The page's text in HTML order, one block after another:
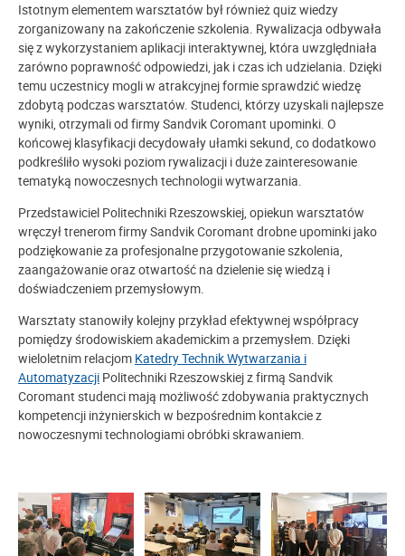
Istotnym elementem warsztatów był również quiz wiedzy
zorganizowany na zakończenie szkolenia. Rywalizacja odbywała
się z wykorzystaniem aplikacji interaktywnej, która uwzględniała
zarówno poprawność odpowiedzi, jak i czas ich udzielania. Dzięki
temu uczestnicy mogli w atrakcyjnej formie sprawdzić wiedzę
zdobytą podczas warsztatów. Studenci, którzy uzyskali najlepsze
wyniki, otrzymali od firmy Sandvik Coromant upominki. O
końcowej klasyfikacji decydowały ułamki sekund, co dodatkowo
podkreśliło wysoki poziom rywalizacji i duże zainteresowanie
tematyką nowoczesnych technologii wytwarzania.
Przedstawiciel Politechniki Rzeszowskiej, opiekun warsztatów
wręczył trenerom firmy Sandvik Coromant drobne upominki jako
podziękowanie za profesjonalne przygotowanie szkolenia,
zaangażowanie oraz otwartość na dzielenie się wiedzą i
doświadczeniem przemysłowym.
Warsztaty stanowiły kolejny przykład efektywnej współpracy
pomiędzy środowiskiem akademickim a przemysłem. Dzięki
wieloletnim relacjom Katedry Technik Wytwarzania i
Automatyzacji Politechniki Rzeszowskiej z firmą Sandvik
Coromant studenci mają możliwość zdobywania praktycznych
kompetencji inżynierskich w bezpośrednim kontakcie z
nowoczesnymi technologiami obróbki skrawaniem.